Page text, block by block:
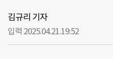
김규리 기자
입력 2025.04.21.19:52